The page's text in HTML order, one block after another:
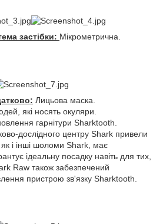
застібки: Мікрометрична.
Лицьова маска.
які носять окуляри.
гарнітури Sharktooth.
дослідного центру Shark привели
і інші шоломи Shark, має
ідеальну посадку навіть для тих,
Raw також забезпечений
пристрою зв'язку Sharktooth.